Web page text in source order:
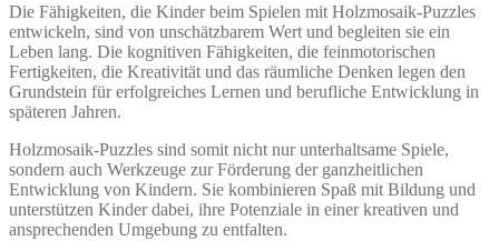
Die Fähigkeiten, die Kinder beim Spielen mit Holzmosaik-Puzzles
entwickeln, sind von unschätzbarem Wert und begleiten sie ein
Leben lang. Die kognitiven Fähigkeiten, die feinmotorischen
Fertigkeiten, die Kreativität und das räumliche Denken legen den
Grundstein für erfolgreiches Lernen und berufliche Entwicklung in
späteren Jahren.
Holzmosaik-Puzzles sind somit nicht nur unterhaltsame Spiele,
sondern auch Werkzeuge zur Förderung der ganzheitlichen
Entwicklung von Kindern. Sie kombinieren Spaß mit Bildung und
unterstützen Kinder dabei, ihre Potenziale in einer kreativen und
ansprechenden Umgebung zu entfalten.